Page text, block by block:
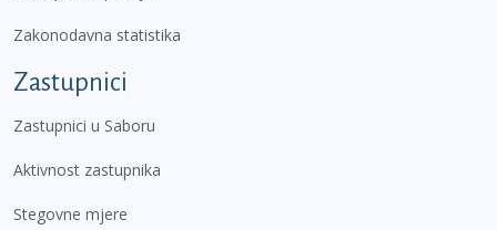
Zakonodavna statistika
Zastupnici
Zastupnici u Saboru
Aktivnost zastupnika
Stegovne mjere